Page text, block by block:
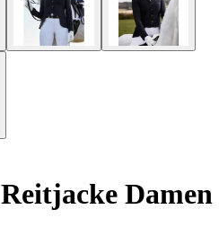
Reitjacke Damen